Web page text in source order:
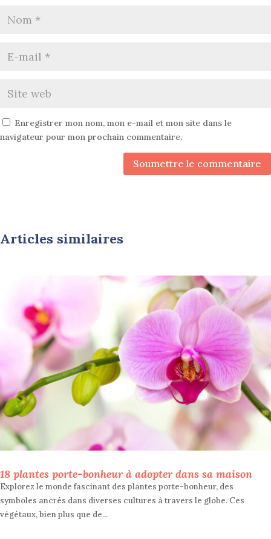
Enregistrer mon nom, mon e-mail et mon site dans le
navigateur pour mon prochain commentaire.
Soumettre le commentaire
Articles similaires
18 plantes porte-bonheur à adopter dans sa maison
Explorez le monde fascinant des plantes porte-bonheur, des
symboles ancrés dans diverses cultures à travers le globe. Ces
végétaux, bien plus que de...